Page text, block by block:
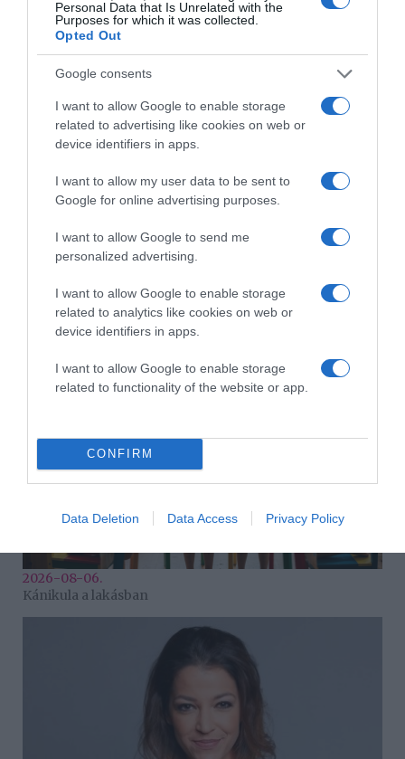
Personal Data that Is Unrelated with the
Purposes for which it was collected.
Opted Out
Google consents
I want to allow Google to enable storage
related to advertising like cookies on web or
device identifiers in apps.
I want to allow my user data to be sent to
Google for online advertising purposes.
I want to allow Google to send me
personalized advertising.
I want to allow Google to enable storage
related to analytics like cookies on web or
device identifiers in apps.
I want to allow Google to enable storage
related to functionality of the website or app.
CONFIRM
Data Deletion Data Access Privacy Policy
2026-08-06.
2026-08-06.
Ahány ház, annyi hűsítő
2026-08-06.
Kánikula a lakásban